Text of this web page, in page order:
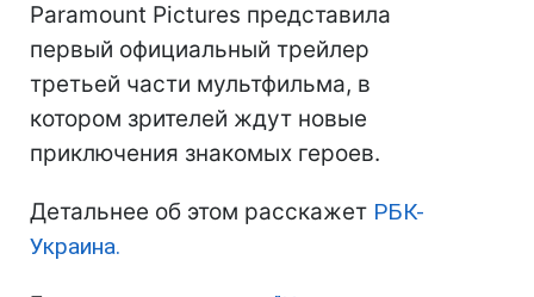
Paramount Pictures представила
первый официальный трейлер
третьей части мультфильма, в
котором зрителей ждут новые
приключения знакомых героев.
Детальнее об этом расскажет РБК-
Украина.